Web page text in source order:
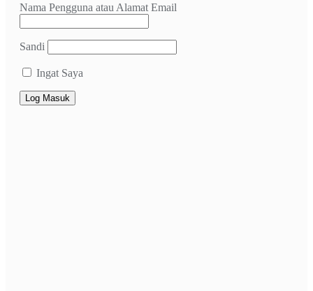
Nama Pengguna atau Alamat Email
Sandi
Ingat Saya